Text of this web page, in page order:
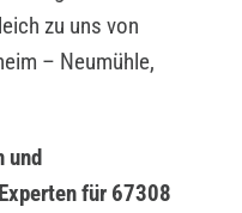
zu uns von
– Neumühle,
und
für 67308